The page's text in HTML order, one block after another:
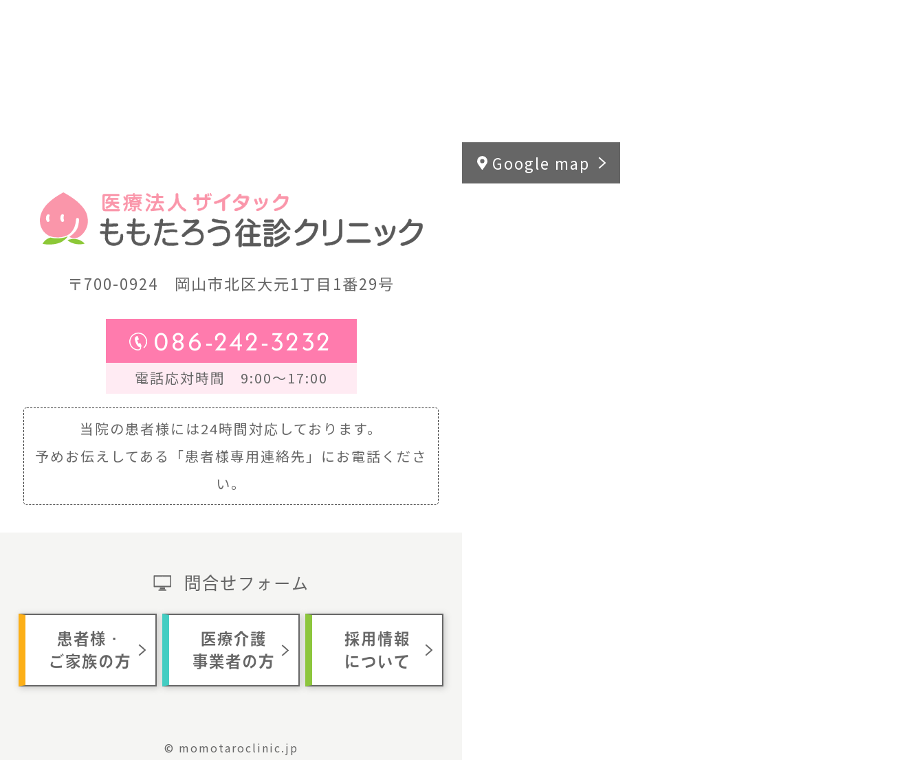
〒700-0924 岡山市北区大元1丁目1番29号
086-242-3232
電話応対時間 9:00～17:00
当院の患者様には24時間対応しております。
予めお伝えしてある
「患者様専用連絡先」にお電話くださ
い。
問合せフォーム
患者様・
ご家族の方
医療介護
事業者の方
採用情報
について
© momotaroclinic.jp
Google map